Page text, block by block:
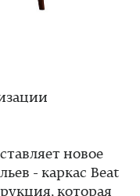
новое
- каркас Beat
которая